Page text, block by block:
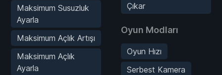
Maksimum Susuzluk
Ayarla
Maksimum Açlık Artışı
Maksimum Açlık
Ayarla
Çıkar
Oyun Modları
Oyun Hızı
Serbest Kamera